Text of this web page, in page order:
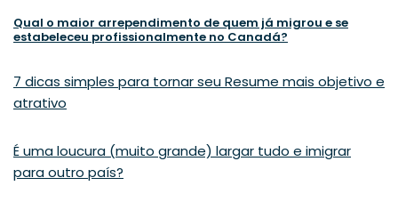
Qual o maior arrependimento de quem já migrou e se
estabeleceu profissionalmente no Canadá?
7 dicas simples para tornar seu Resume mais objetivo e
atrativo
É uma loucura (muito grande) largar tudo e imigrar
para outro país?